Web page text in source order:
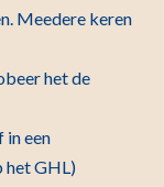
Meedere keren
het de
in een
het GHL)